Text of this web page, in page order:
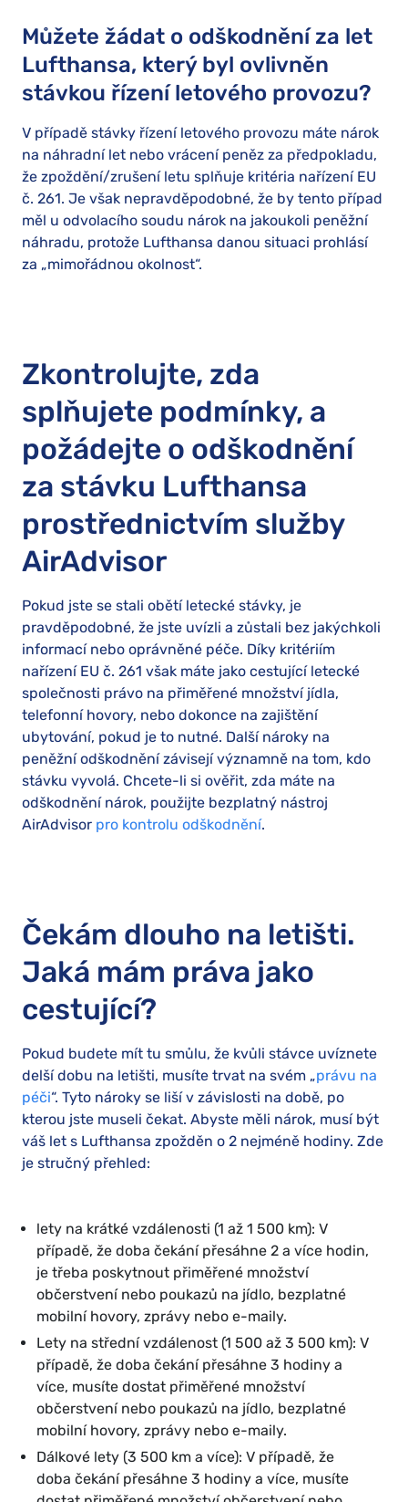
Můžete žádat o odškodnění za let
Lufthansa, který byl ovlivněn
stávkou řízení letového provozu?
V případě stávky řízení letového provozu máte nárok
na náhradní let nebo vrácení peněz za předpokladu,
že zpoždění/zrušení letu splňuje kritéria nařízení EU
č. 261. Je však nepravděpodobné, že by tento případ
měl u odvolacího soudu nárok na jakoukoli peněžní
náhradu, protože Lufthansa danou situaci prohlásí
za „mimořádnou okolnost“.
Zkontrolujte, zda
splňujete podmínky, a
požádejte o odškodnění
za stávku Lufthansa
prostřednictvím služby
AirAdvisor
Pokud jste se stali obětí letecké stávky, je
pravděpodobné, že jste uvízli a zůstali bez jakýchkoli
informací nebo oprávněné péče. Díky kritériím
nařízení EU č. 261 však máte jako cestující letecké
společnosti právo na přiměřené množství jídla,
telefonní hovory, nebo dokonce na zajištění
ubytování, pokud je to nutné. Další nároky na
peněžní odškodnění závisejí významně na tom, kdo
stávku vyvolá. Chcete-li si ověřit, zda máte na
odškodnění nárok, použijte bezplatný nástroj
AirAdvisor pro kontrolu odškodnění.
Čekám dlouho na letišti.
Jaká mám práva jako
cestující?
Pokud budete mít tu smůlu, že kvůli stávce uvíznete
delší dobu na letišti, musíte trvat na svém „právu na
péči“. Tyto nároky se liší v závislosti na době, po
kterou jste museli čekat. Abyste měli nárok, musí být
váš let s Lufthansa zpožděn o 2 nejméně hodiny. Zde
je stručný přehled:
lety na krátké vzdálenosti (1 až 1 500 km): V
případě, že doba čekání přesáhne 2 a více hodin,
je třeba poskytnout přiměřené množství
občerstvení nebo poukazů na jídlo, bezplatné
mobilní hovory, zprávy nebo e-maily.
Lety na střední vzdálenost (1 500 až 3 500 km): V
případě, že doba čekání přesáhne 3 hodiny a
více, musíte dostat přiměřené množství
občerstvení nebo poukazů na jídlo, bezplatné
mobilní hovory, zprávy nebo e-maily.
Dálkové lety (3 500 km a více): V případě, že
doba čekání přesáhne 3 hodiny a více, musíte